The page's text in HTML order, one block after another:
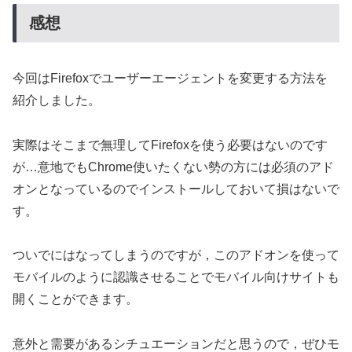
感想
今回はFirefoxでユーザーエージェントを変更する方法を
紹介しました。
実際はそこまで無理してFirefoxを使う必要はないのです
が…意地でもChrome使いたくない勢の方には必須のアド
オンとなっているのでインストールしておいて損はないで
す。
ついでにはなってしまうのですが，このアドオンを使って
モバイルのように認識させることでモバイル向けサイトも
開くことができます。
意外と需要があるシチュエーションだと思うので，ぜひモ